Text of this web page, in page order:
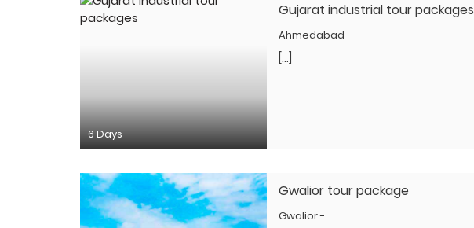
6 Days
Gujarat industrial tour packages
Ahmedabad -
[…]
Gwalior tour package
Gwalior -